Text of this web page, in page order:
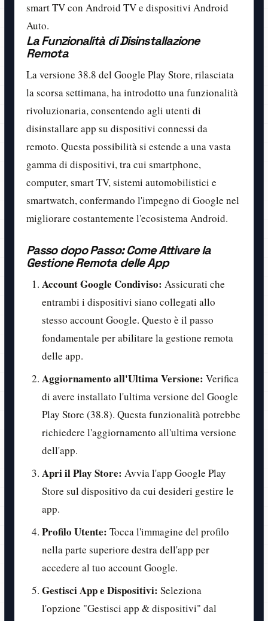
smart TV con Android TV e dispositivi Android
Auto.
La Funzionalità di Disinstallazione
Remota
La versione 38.8 del Google Play Store, rilasciata
la scorsa settimana, ha introdotto una funzionalità
rivoluzionaria, consentendo agli utenti di
disinstallare app su dispositivi connessi da
remoto. Questa possibilità si estende a una vasta
gamma di dispositivi, tra cui smartphone,
computer, smart TV, sistemi automobilistici e
smartwatch, confermando l'impegno di Google nel
migliorare costantemente l'ecosistema Android.
Passo dopo Passo: Come Attivare la
Gestione Remota delle App
Account Google Condiviso: Assicurati che
entrambi i dispositivi siano collegati allo
stesso account Google. Questo è il passo
fondamentale per abilitare la gestione remota
delle app.
Aggiornamento all'Ultima Versione: Verifica
di avere installato l'ultima versione del Google
Play Store (38.8). Questa funzionalità potrebbe
richiedere l'aggiornamento all'ultima versione
dell'app.
Apri il Play Store: Avvia l'app Google Play
Store sul dispositivo da cui desideri gestire le
app.
Profilo Utente: Tocca l'immagine del profilo
nella parte superiore destra dell'app per
accedere al tuo account Google.
Gestisci App e Dispositivi: Seleziona
l'opzione "Gestisci app & dispositivi" dal